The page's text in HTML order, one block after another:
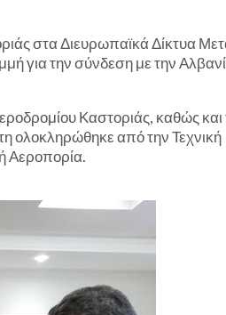
στα Διευρωπαϊκά Δίκτυα
για την σύνδεση με την
Καστοριάς, καθώς και
ολοκληρώθηκε από την Τεχνική
Αεροπορία.